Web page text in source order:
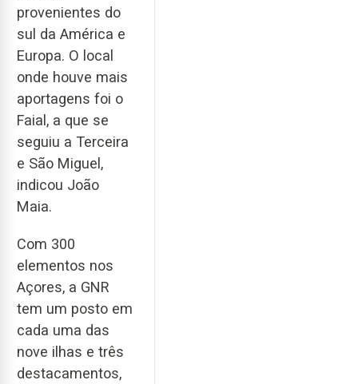
provenientes do
sul da América e
Europa. O local
onde houve mais
aportagens foi o
Faial, a que se
seguiu a Terceira
e São Miguel,
indicou João
Maia.
Com 300
elementos nos
Açores, a GNR
tem um posto em
cada uma das
nove ilhas e três
destacamentos,